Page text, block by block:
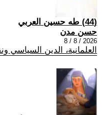
(44) طه حسين العربي
حسن مدن
2026 / 8 / 8
العلمانية، الدين السياسي